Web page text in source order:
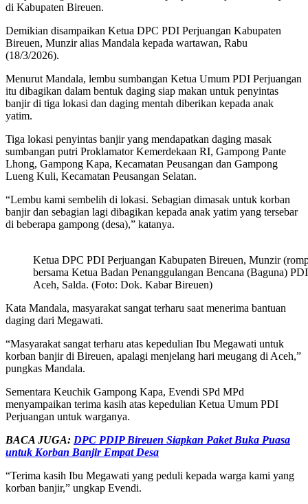
di Kabupaten Bireuen.
Demikian disampaikan Ketua DPC PDI Perjuangan Kabupaten
Bireuen, Munzir alias Mandala kepada wartawan, Rabu
(18/3/2026).
Menurut Mandala, lembu sumbangan Ketua Umum PDI Perjuangan
itu dibagikan dalam bentuk daging siap makan untuk penyintas
banjir di tiga lokasi dan daging mentah diberikan kepada anak
yatim.
Tiga lokasi penyintas banjir yang mendapatkan daging masak
sumbangan putri Proklamator Kemerdekaan RI, Gampong Pante
Lhong, Gampong Kapa, Kecamatan Peusangan dan Gampong
Lueng Kuli, Kecamatan Peusangan Selatan.
“Lembu kami sembelih di lokasi. Sebagian dimasak untuk korban
banjir dan sebagian lagi dibagikan kepada anak yatim yang tersebar
di beberapa gampong (desa),” katanya.
Ketua DPC PDI Perjuangan Kabupaten Bireuen, Munzir
bersama Ketua Badan Penanggulangan Bencana (Baguna)
Aceh, Salda. (Foto: Dok. Kabar Bireuen)
Kata Mandala, masyarakat sangat terharu saat menerima bantuan
daging dari Megawati.
“Masyarakat sangat terharu atas kepedulian Ibu Megawati untuk
korban banjir di Bireuen, apalagi menjelang hari meugang di Aceh,”
pungkas Mandala.
Sementara Keuchik Gampong Kapa, Evendi SPd MPd
menyampaikan terima kasih atas kepedulian Ketua Umum PDI
Perjuangan untuk warganya.
BACA JUGA: DPC PDIP Bireuen Siapkan Paket Buka Puasa
untuk Korban Banjir Empat Desa
“Terima kasih Ibu Megawati yang peduli kepada warga kami yang
korban banjir,” ungkap Evendi.